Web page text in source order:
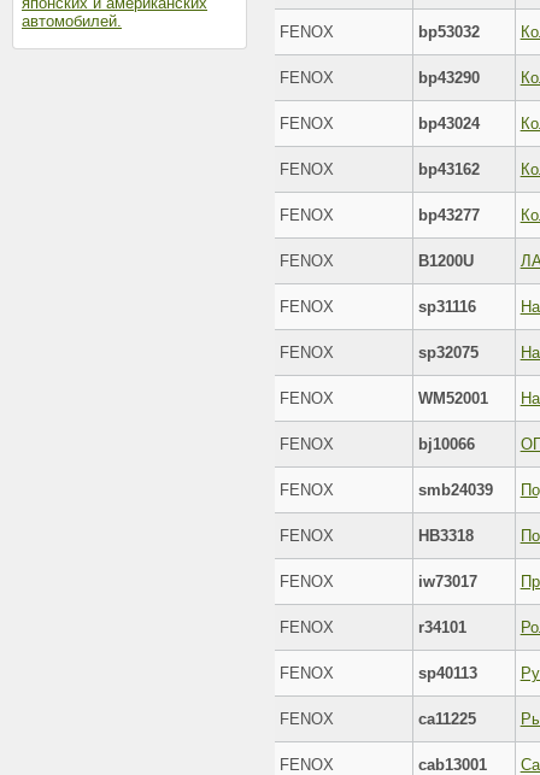
автомобилей.
FENOX bp53032
FENOX bp43290
FENOX bp43024
FENOX bp43162
FENOX bp43277
FENOX B1200U
FENOX sp31116
FENOX sp32075
FENOX WM52001
FENOX bj10066
FENOX smb24039
FENOX HB3318
FENOX iw73017
FENOX r34101
FENOX sp40113
FENOX ca11225
FENOX cab13001